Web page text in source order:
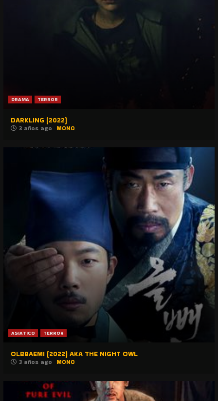
DRAMA TERROR
DARKLING (2022)
3 años ago MONO
ASIATICO TERROR
OLBBAEMI (2022) AKA THE NIGHT OWL
3 años ago MONO